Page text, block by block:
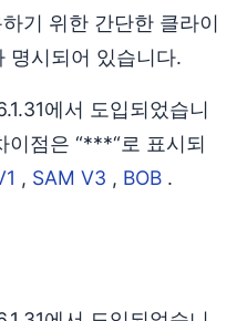
기 위한 간단한 클라이
명시되어 있습니다.
에서 도입되었습니
이점은 “***“로 표시되
, SAM V3 , BOB .